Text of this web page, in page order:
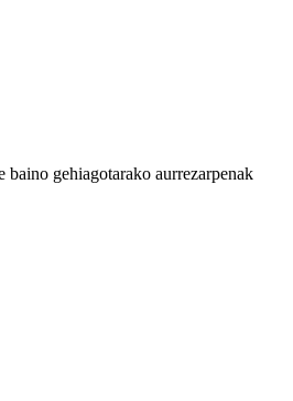
gehiagotarako aurrezarpenak